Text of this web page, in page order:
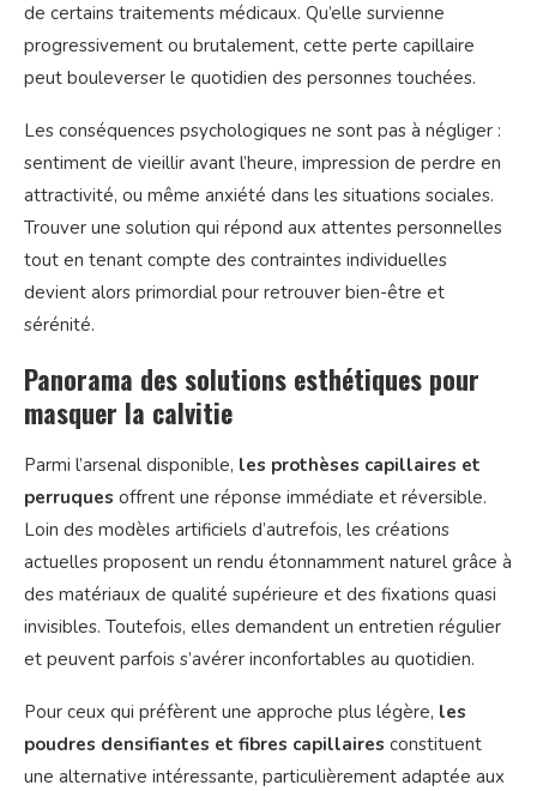
de certains traitements médicaux. Qu’elle survienne
progressivement ou brutalement, cette perte capillaire
peut bouleverser le quotidien des personnes touchées.
Les conséquences psychologiques ne sont pas à négliger :
sentiment de vieillir avant l’heure, impression de perdre en
attractivité, ou même anxiété dans les situations sociales.
Trouver une solution qui répond aux attentes personnelles
tout en tenant compte des contraintes individuelles
devient alors primordial pour retrouver bien-être et
sérénité.
Panorama des solutions esthétiques pour
masquer la calvitie
Parmi l’arsenal disponible, les prothèses capillaires et
perruques offrent une réponse immédiate et réversible.
Loin des modèles artificiels d’autrefois, les créations
actuelles proposent un rendu étonnamment naturel grâce à
des matériaux de qualité supérieure et des fixations quasi
invisibles. Toutefois, elles demandent un entretien régulier
et peuvent parfois s’avérer inconfortables au quotidien.
Pour ceux qui préfèrent une approche plus légère, les
poudres densifiantes et fibres capillaires constituent
une alternative intéressante, particulièrement adaptée aux